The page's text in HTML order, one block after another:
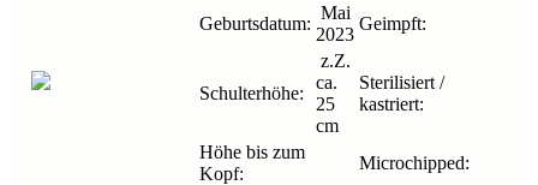
Geburtsdatum:
Mai
2023
Geimpft:
Schulterhöhe:
z.Z.
ca.
25
cm
Sterilisiert /
kastriert:
Höhe bis zum
Kopf:
Microchipped: